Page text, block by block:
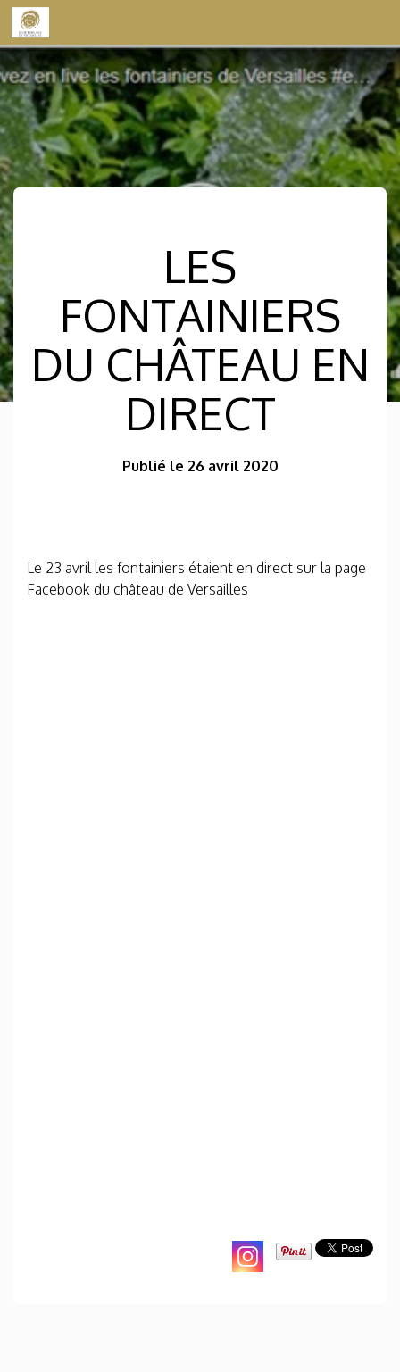
Skip to content
LES
FONTAINIERS
DU CHÂTEAU EN
DIRECT
Publié le 26 avril 2020
Le 23 avril les fontainiers étaient en direct sur la page
Facebook du château de Versailles